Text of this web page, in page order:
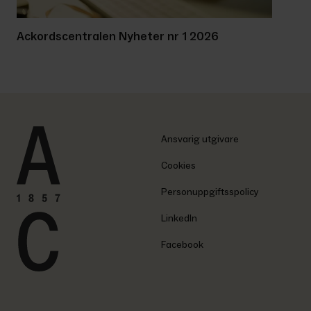
Ackordscentralen Nyheter nr 1 2026
Ansvarig utgivare
Cookies
Personuppgiftsspolicy
LinkedIn
Facebook